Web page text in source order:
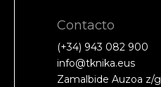
Contacto
(+34) 943 082 900
info@tknika.eus
Zamalbide Auzoa z/g